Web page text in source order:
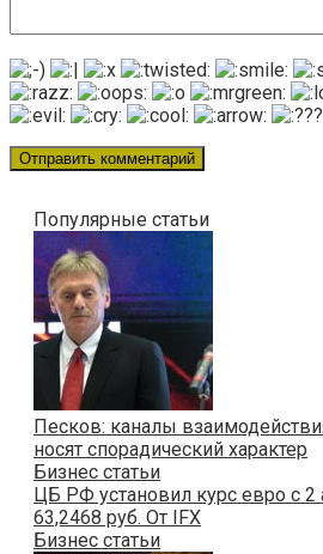
Популярные статьи
Песков: каналы
носят спорадический характер
Бизнес статьи
ЦБ РФ установил курс евро с 2
63,2468 руб. От IFX
Бизнес статьи